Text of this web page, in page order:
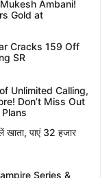
Ambani!
Gold at
Cracks 159 Off
SR
Unlimited Calling,
Don’t Miss Out
खाता, पाएं 32 हजार
Series &